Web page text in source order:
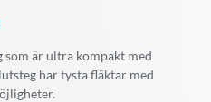
är ultra kompakt med
har tysta fläktar med